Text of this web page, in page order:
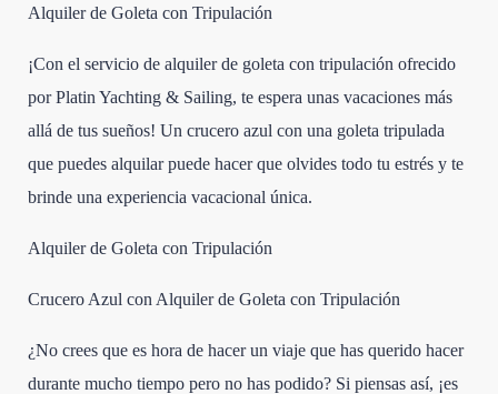
Alquiler de Goleta con Tripulación
¡Con el servicio de alquiler de goleta con tripulación ofrecido
por Platin Yachting & Sailing, te espera unas vacaciones más
allá de tus sueños! Un crucero azul con una goleta tripulada
que puedes alquilar puede hacer que olvides todo tu estrés y te
brinde una experiencia vacacional única.
Alquiler de Goleta con Tripulación
Crucero Azul con Alquiler de Goleta con Tripulación
¿No crees que es hora de hacer un viaje que has querido hacer
durante mucho tiempo pero no has podido? Si piensas así, ¡es